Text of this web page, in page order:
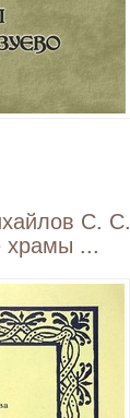
С. С.
храмы ...